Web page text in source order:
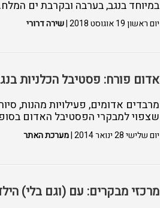
במיוחד בנגב, בערבה ובקרבת ים המלח.
יום ראשון 19 אוגוסט 2018 | שירה דרורי
אדום פורח: פסטיבל הכלניות
מרבדים אדומים, פעילויות מהנות,
שצפוי למבקרי הפסטיבל האדום
יום שלישי 28 ינואר 2014 | מערכת האתר
מרכזי מבקרים: עם (וגם בלי)